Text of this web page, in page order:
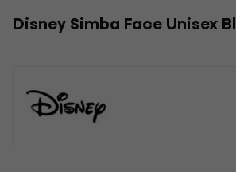
Disney Simba Face Unisex